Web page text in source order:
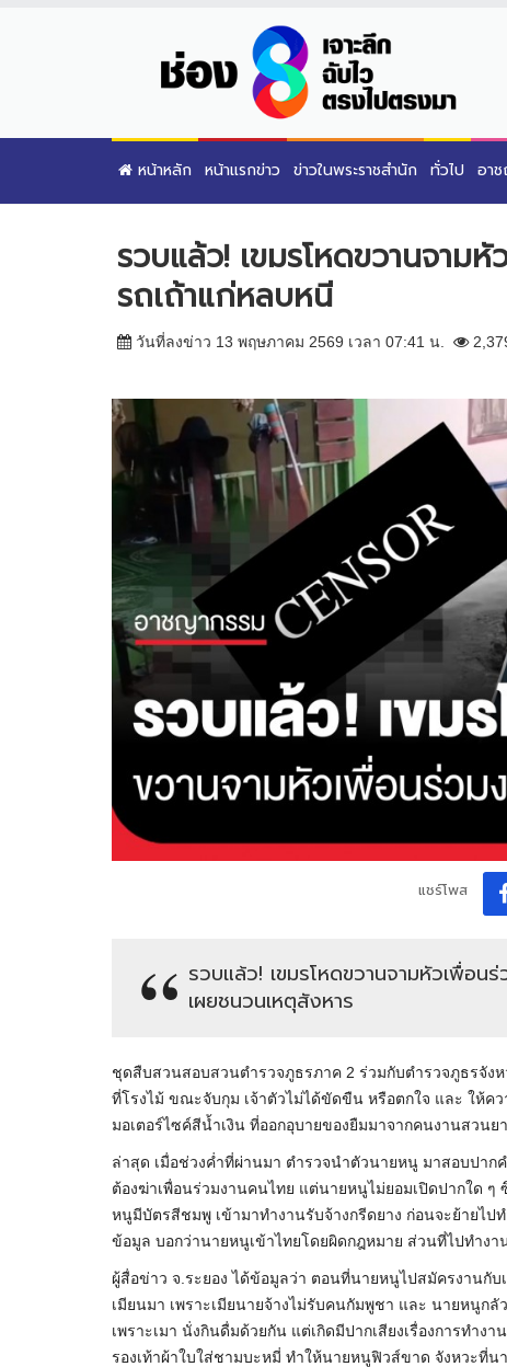
หน้าหลัก หน้าแรกข่าว ข่าวในพระราชสำนัก ทั่วไป อา
รวบแล้ว! เขมรโหดขวานจาม
รถเถ้าแก่หลบหนี
วันที่ลงข่าว 13 พฤษภาคม 2569 เวลา 07:41 น.
แชร์โพส
รวบแล้ว! เขมรโหดขวานจามหัวเพื่อ
เผยชนวนเหตุสังหาร
ชุดสืบสวนสอบสวนตำรวจภูธรภาค 2 ร่วมกับตำรวจภูธรจัง
ที่โรงไม้ ขณะจับกุม เจ้าตัวไม่ได้ขัดขืน หรือตกใจ และ ให้ค
มอเตอร์ไซค์สีน้ำเงิน ที่ออกอุบายของยืมมาจากคนงานสวนย
ล่าสุด เมื่อช่วงค่ำที่ผ่านมา ตำรวจนำตัวนายหนู มาสอบปาก
ต้องฆ่าเพื่อนร่วมงานคนไทย แต่นายหนูไม่ยอมเปิดปากใด
หนูมีบัตรสีชมพู เข้ามาทำงานรับจ้างกรีดยาง ก่อนจะย้ายไ
ข้อมูล บอกว่านายหนูเข้าไทยโดยผิดกฎหมาย ส่วนที่ไปทำงา
ผู้สื่อข่าว จ.ระยอง ได้ข้อมูลว่า ตอนที่นายหนูไปสมัครงานกั
เมียนมา เพราะเมียนายจ้างไม่รับคนกัมพูชา และ นายหนูก
เพราะเมา นั่งกินดื่มด้วยกัน แต่เกิดมีปากเสียงเรื่องการทำง
รองเท้าผ้าใบใส่ชามบะหมี่ ทำให้นายหนูฟิวส์ขาด จังหวะที่น